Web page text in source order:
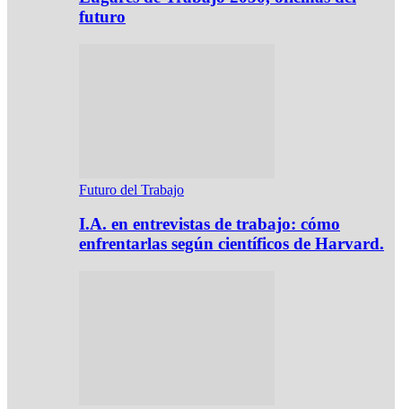
futuro
Futuro del Trabajo
I.A. en entrevistas de trabajo: cómo
enfrentarlas según científicos de Harvard.